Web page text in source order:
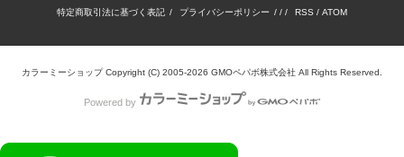
特定商取引法に基づく表記 / プライバシーポリシー / / / RSS / ATOM
カラーミーショップCopyright (C) 2005-2026 GMOペパボ株式会社 All Rights Reserved.
Powered by